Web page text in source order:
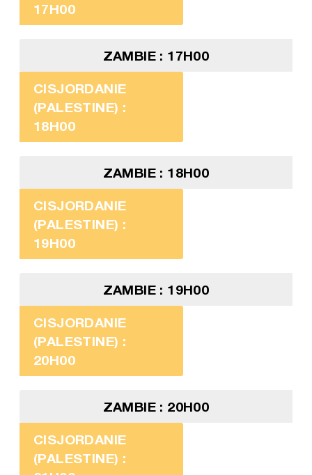
17H00
ZAMBIE : 17H00
CISJORDANIE
(PALESTINE) :
18H00
ZAMBIE : 18H00
CISJORDANIE
(PALESTINE) :
19H00
ZAMBIE : 19H00
CISJORDANIE
(PALESTINE) :
20H00
ZAMBIE : 20H00
CISJORDANIE
(PALESTINE) :